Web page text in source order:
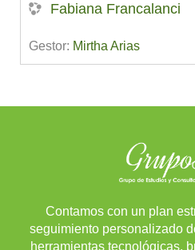
Fabiana Francalanci
Gestor: Mirtha Arias
Contamos con un plan
seguimiento personalizado
herramientas tecnológicas,